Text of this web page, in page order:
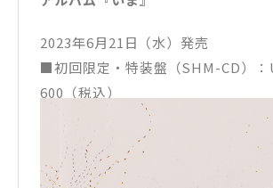
2023年6月21日（水）発売
■初回限定・特装盤（SHM-CD）：
600（税込）
※金色の箔押しBOX仕様
※詩集＋写真ブックレット 80P
※封筒入りディスク